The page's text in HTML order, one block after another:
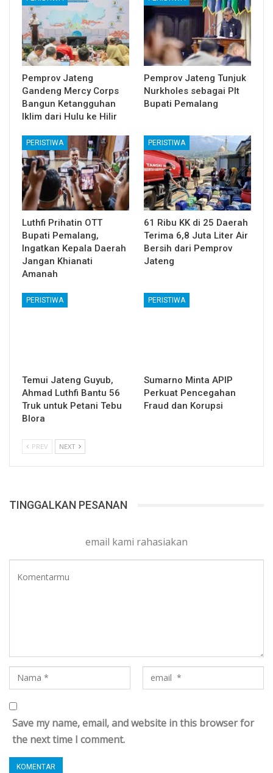
Pemprov Jateng
Gandeng Mercy Corps
Bangun Ketangguhan
Iklim dari Hulu ke Hilir
Pemprov Jateng Tunjuk
Nurkholes sebagai Plt
Bupati Pemalang
PERISTIWA
Luthfi Prihatin OTT
Bupati Pemalang,
Ingatkan Kepala Daerah
Jangan Khianati
Amanah
PERISTIWA
61 Ribu KK di 25 Daerah
Terima 6,8 Juta Liter Air
Bersih dari Pemprov
Jateng
PERISTIWA
Temui Jateng Guyub,
Ahmad Luthfi Bantu 56
Truk untuk Petani Tebu
Blora
PERISTIWA
Sumarno Minta APIP
Perkuat Pencegahan
Fraud dan Korupsi
PREV NEXT
TINGGALKAN PESANAN
email kami rahasiakan
Save my name, email, and website in this browser for
the next time I comment.